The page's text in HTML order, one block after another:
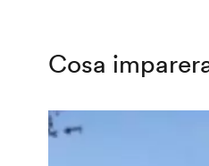
Cosa